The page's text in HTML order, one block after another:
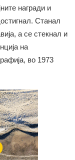
награди и
Станал
а се стекнал и
на
во 1973